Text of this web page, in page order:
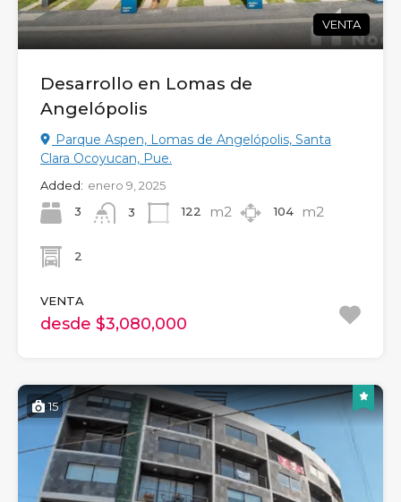
VENTA
Desarrollo en Lomas de
Angelópolis
Parque Aspen, Lomas de Angelópolis, Santa
Clara Ocoyucan, Pue.
Added: enero 9, 2025
3
3 122 m2 104 m2
2
VENTA
desde $3,080,000
15